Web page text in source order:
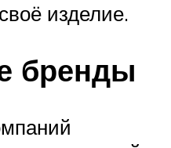
изделие.
бренды